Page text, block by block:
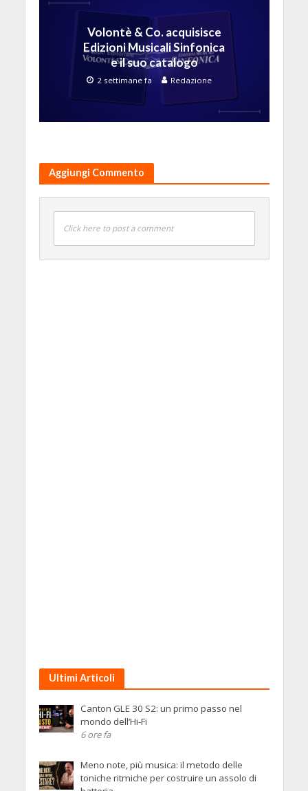
Volontè & Co. acquisisce
Edizioni Musicali Sinfonica
e il suo catalogo
2 settimane fa Redazione
Aggiungi Commento
Click here to post a comment
Ultimi Articoli
Canton GLE 30 S2: un primo passo nel
mondo dell’Hi-Fi
6 ore fa
Meno note, più musica: il metodo delle
toniche ritmiche per costruire un assolo di